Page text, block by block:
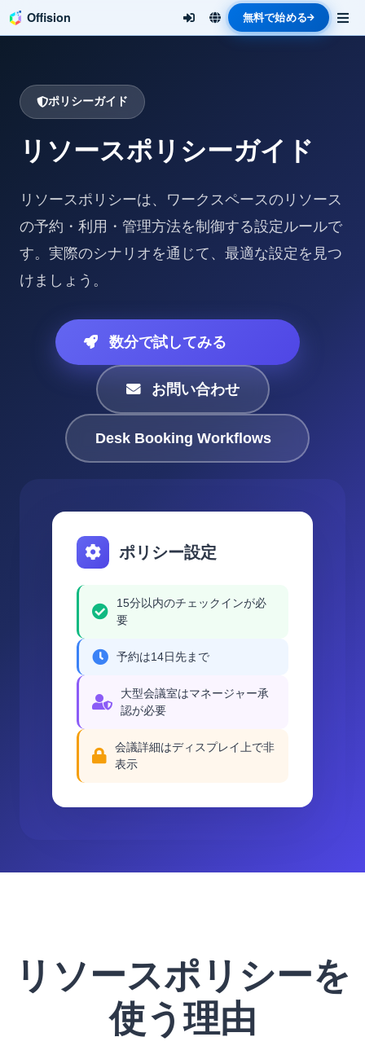
Offision 無料で始める
ポリシーガイド
リソースポリシーガイド
リソースポリシーは、ワークスペースのリソース
の予約・利用・管理方法を制御する設定ルールで
す。実際のシナリオを通じて、最適な設定を見つ
けましょう。
数分で試してみる
お問い合わせ
Desk Booking Workflows
ポリシー設定
15分以内のチェックインが必
要
予約は14日先まで
大型会議室はマネージャー承
認が必要
会議詳細はディスプレイ上で非
表示
リソースポリシーを
使う理由